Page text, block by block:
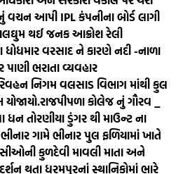
વચન આપી IPL કંપનીના બોર્ડ લાગી
થઈ જનક આક્રોશ રેલી
ધોધમાર વરસાદ ને કારણે નદી -નાળા
પાણી ભરાતા વ્યવહાર
નિગમ વલસાડ વિભાગ માંથી કુલ
રાજપીપળા કોલેજ નું ગૌરવ _
તોરણીયા ડુંગર થી માઉન્ટ ના
ગામે ભીનાર પુલ ફળિયામાં ખાતે
કુળદેવી માવલી માતા અને
થતા ધરમપુરનાં સ્થાનિકોમાં ભારે